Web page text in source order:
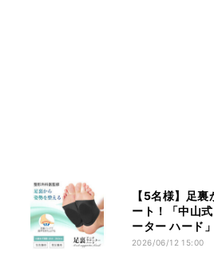
【5名様】足
ート！「中山
ーター ハード
2026/06/12 15:00